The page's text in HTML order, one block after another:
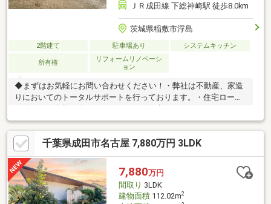
ＪＲ成田線 下総神崎駅 徒歩8.0km
茨城県稲敷市浮島
2階建て 駐車場あり システムキッチン
所有権
リフォームリノベーシ
ョン
◆まずはお気軽にお問い合わせください！・弊社は不動産、家造
りにおいてのトータルサポートを行っております。・住宅ローン
す。・スタッフ一同、誠心誠意ご対応させていただきます！◆経
験知識が豊富なスタッフが在籍！迅速な対応を心掛けておりま
す。・お問合せを受けてから即日ご対応をさせていただきま
す。・その他物件情報も多数ございます！お気軽にお問い合わせ
ください。
千葉県成田市名古屋 7,880万円 3LDK
7,880万円
間取り 3LDK
建物面積112.02m2